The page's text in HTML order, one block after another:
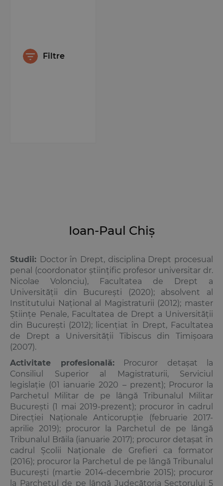
Filtre
Ioan-Paul Chiș
Studii: Doctor în Drept, disciplina Drept procesual
penal (coordonator ştiinţific profesor universitar dr.
Nicolae Volonciu), Facultatea de Drept a
Universităţii din Bucureşti (2020); absolvent al
Institutului Naţional al Magistraturii (2012); master
Ştiinţe Penale, Facultatea de Drept a Universităţii
din Bucureşti (2012); licenţiat în Drept, Facultatea
de Drept a Universităţii Tibiscus din Timişoara
(2007).
Activitate profesională:Procuror detașat la
Consiliul Superior al Magistraturii, Serviciul
legislație (01 ianuarie 2020 – prezent); Procuror la
Parchetul Militar de pe lângă Tribunalul Militar
Bucureşti (1 mai 2019-prezent); procuror în cadrul
Direcţiei Naţionale Anticorupţie (februarie 2017-
aprilie 2019); procuror la Parchetul de pe lângă
Tribunalul Brăila (ianuarie 2017); procuror detaşat în
cadrul Şcolii Naţionale de Grefieri ca formator
(2016); procuror la Parchetul de pe lângă Tribunalul
Bucureşti (martie 2014-decembrie 2015); procuror
la Parchetul de pe lângă Judecătoria Sectorului 5